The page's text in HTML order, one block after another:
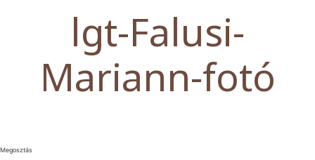
lgt-Falusi-
Mariann-fotó
Megosztás